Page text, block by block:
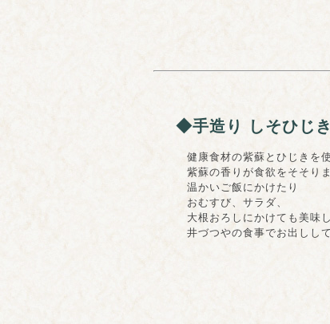
◆手造り しそひじき
健康食材の紫蘇とひじきを使
紫蘇の香りが食欲をそそりま
温かいご飯にかけたり
おむすび、サラダ、
大根おろしにかけても美味し
井づつやの食事でお出しして